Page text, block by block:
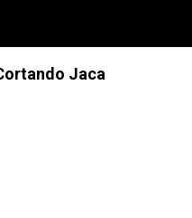
Jaca